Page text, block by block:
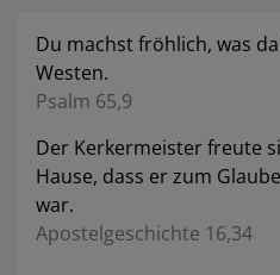
Du machst fröhlich, was
Westen.
Psalm 65,9
Der Kerkermeister freute
Hause, dass er zum
war.
Apostelgeschichte 16,34